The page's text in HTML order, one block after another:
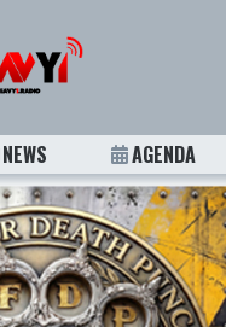
NEWS AGENDA